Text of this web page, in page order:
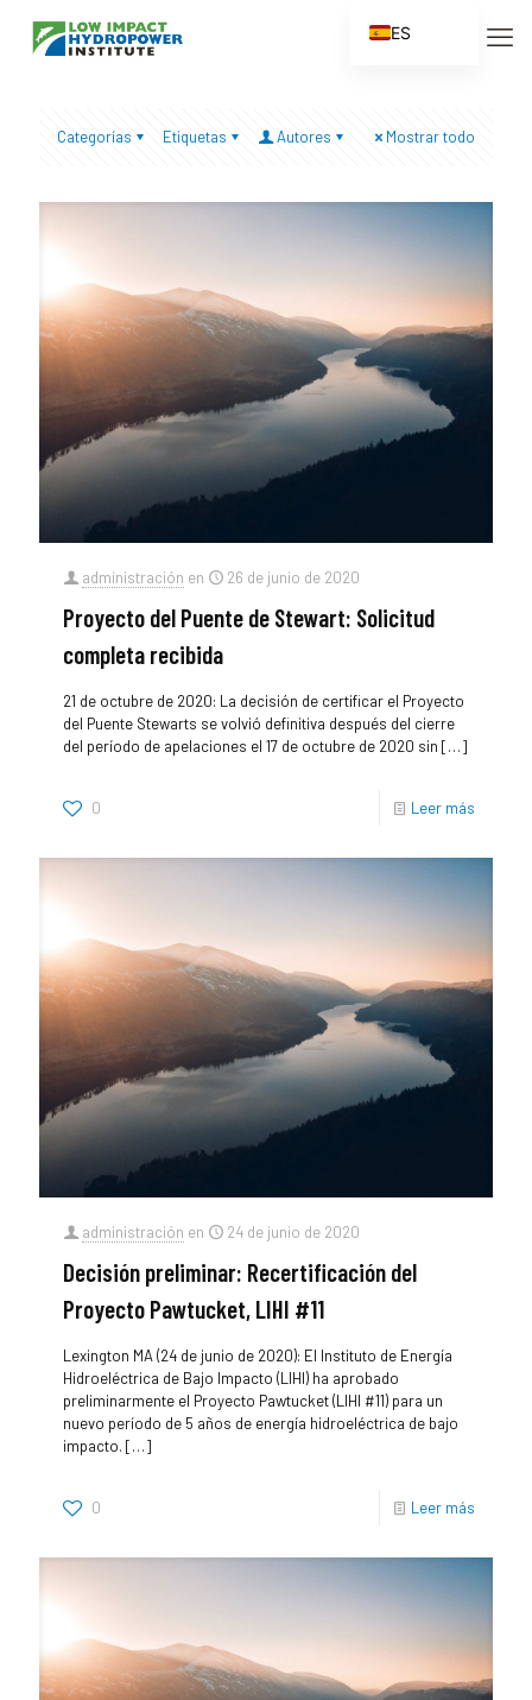
Categorías Etiquetas Autores Mostrar todo
administración en 26 de junio de 2020
Proyecto del Puente de Stewart: Solicitud
completa recibida
21 de octubre de 2020: La decisión de certificar el Proyecto
del Puente Stewarts se volvió definitiva después del cierre
del período de apelaciones el 17 de octubre de 2020 sin […]
0 Leer más
administración en 24 de junio de 2020
Decisión preliminar: Recertificación del
Proyecto Pawtucket, LIHI #11
Lexington MA (24 de junio de 2020): El Instituto de Energía
Hidroeléctrica de Bajo Impacto (LIHI) ha aprobado
preliminarmente el Proyecto Pawtucket (LIHI #11) para un
nuevo período de 5 años de energía hidroeléctrica de bajo
impacto. […]
0 Leer más
ES